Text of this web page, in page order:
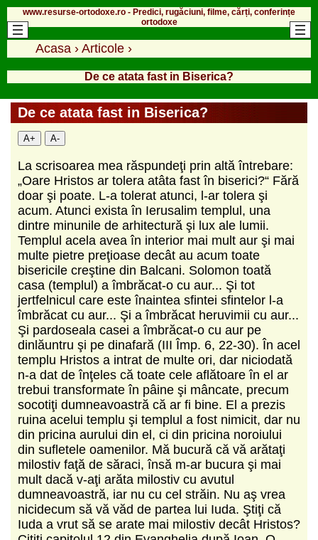
www.resurse-ortodoxe.ro - Predici, rugăciuni, filme, cărți, conferințe
ortodoxe
Acasa › Articole ›
De ce atata fast in Biserica?
De ce atata fast in Biserica?
A+ A-
La scrisoarea mea răspundeţi prin altă întrebare:
„Oare Hristos ar tolera atâta fast în biserici?“ Fără
doar şi poate. L-a tolerat atunci, l-ar tolera şi
acum. Atunci exista în Ierusalim templul, una
dintre minunile de arhitectură şi lux ale lumii.
Templul acela avea în interior mai mult aur şi mai
multe pietre preţioase decât au acum toate
bisericile creştine din Balcani. Solomon toată
casa (templul) a îmbrăcat-o cu aur... Şi tot
jertfelnicul care este înaintea sfintei sfintelor l-a
îmbrăcat cu aur... Şi a îmbrăcat heruvimii cu aur...
Şi pardoseala casei a îmbrăcat-o cu aur pe
dinlăuntru şi pe dinafară (III Împ. 6, 22-30). În acel
templu Hristos a intrat de multe ori, dar niciodată
n-a dat de înţeles că toate cele aflătoare în el ar
trebui transformate în pâine şi mâncate, precum
socotiţi dumneavoastră că ar fi bine. El a prezis
ruina acelui templu şi templul a fost nimicit, dar nu
din pricina aurului din el, ci din pricina noroiului
din sufletele oamenilor. Mă bucură că vă arătaţi
milostiv faţă de săraci, însă m-ar bucura şi mai
mult dacă v-aţi arăta milostiv cu avutul
dumneavoastră, iar nu cu cel străin. Nu aş vrea
nicidecum să vă văd de partea lui Iuda. Ştiţi că
Iuda a vrut să se arate mai milostiv decât Hristos?